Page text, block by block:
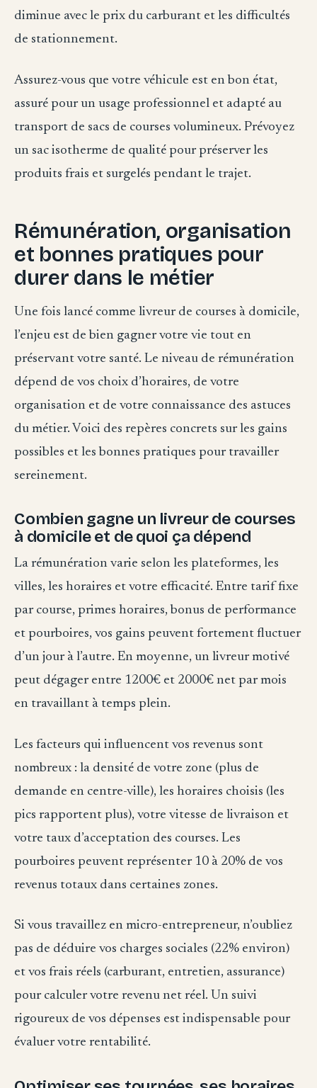
diminue avec le prix du carburant et les difficultés
de stationnement.
Assurez-vous que votre véhicule est en bon état,
assuré pour un usage professionnel et adapté au
transport de sacs de courses volumineux. Prévoyez
un sac isotherme de qualité pour préserver les
produits frais et surgelés pendant le trajet.
Rémunération, organisation
et bonnes pratiques pour
durer dans le métier
Une fois lancé comme livreur de courses à domicile,
l’enjeu est de bien gagner votre vie tout en
préservant votre santé. Le niveau de rémunération
dépend de vos choix d’horaires, de votre
organisation et de votre connaissance des astuces
du métier. Voici des repères concrets sur les gains
possibles et les bonnes pratiques pour travailler
sereinement.
Combien gagne un livreur de courses
à domicile et de quoi ça dépend
La rémunération varie selon les plateformes, les
villes, les horaires et votre efficacité. Entre tarif fixe
par course, primes horaires, bonus de performance
et pourboires, vos gains peuvent fortement fluctuer
d’un jour à l’autre. En moyenne, un livreur motivé
peut dégager entre 1200€ et 2000€ net par mois
en travaillant à temps plein.
Les facteurs qui influencent vos revenus sont
nombreux : la densité de votre zone (plus de
demande en centre-ville), les horaires choisis (les
pics rapportent plus), votre vitesse de livraison et
votre taux d’acceptation des courses. Les
pourboires peuvent représenter 10 à 20% de vos
revenus totaux dans certaines zones.
Si vous travaillez en micro-entrepreneur, n’oubliez
pas de déduire vos charges sociales (22% environ)
et vos frais réels (carburant, entretien, assurance)
pour calculer votre revenu net réel. Un suivi
rigoureux de vos dépenses est indispensable pour
évaluer votre rentabilité.